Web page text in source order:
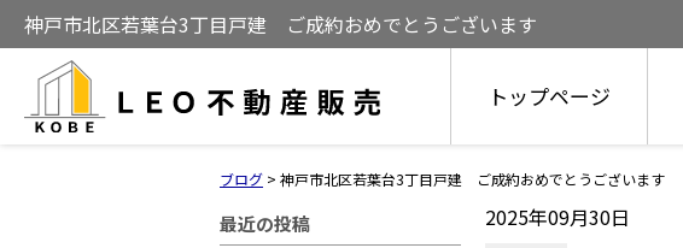
神戸市北区若葉台3丁目戸建 ご成約おめでとうございます
トップページ
ブログ > 神戸市北区若葉台3丁目戸建 ご成約おめでとうございます
最近の投稿 2025年09月30日